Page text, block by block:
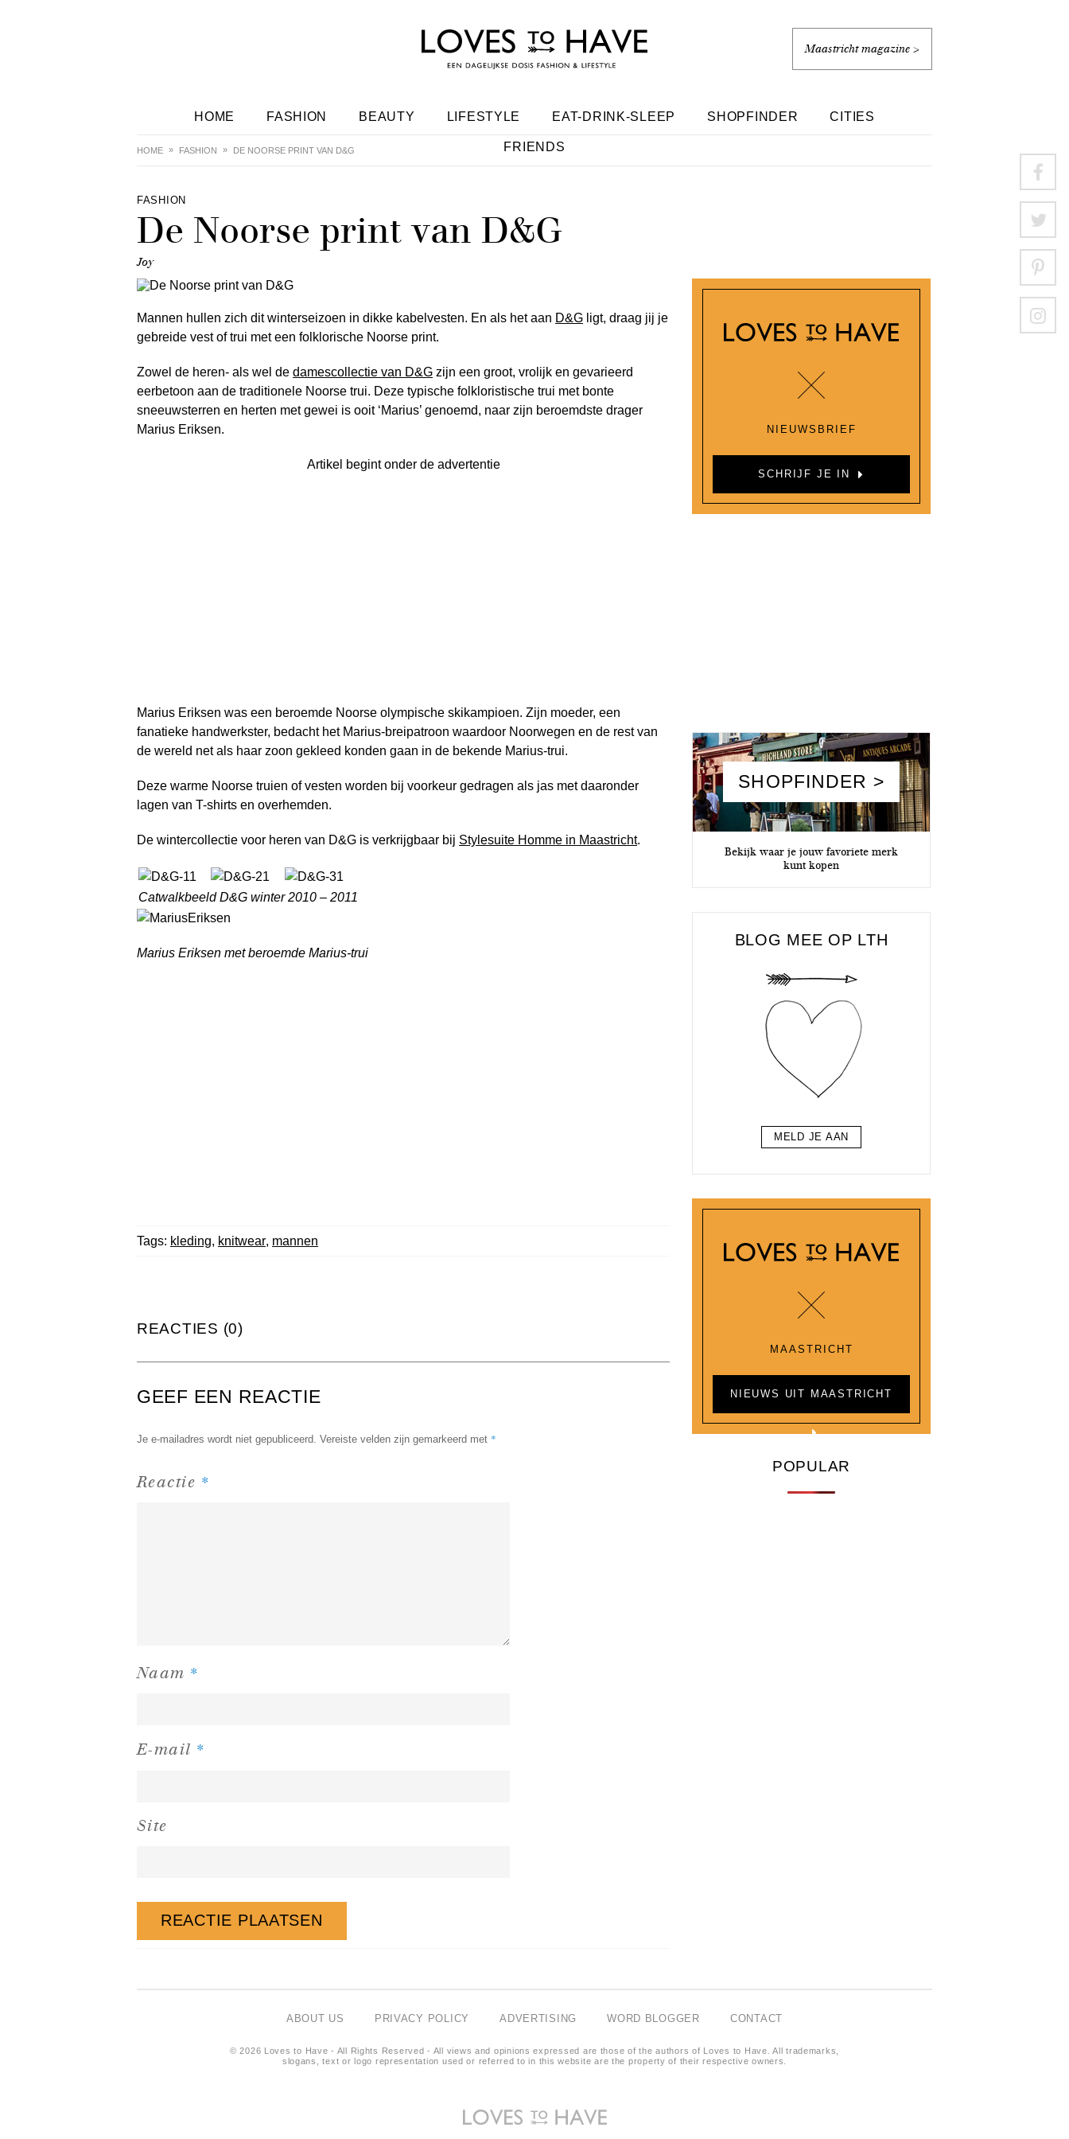
Maastricht magazine >
HOME FASHION BEAUTY LIFESTYLE EAT-DRINK-SLEEP SHOPFINDER CITIES
FRIENDS
HOME FASHION DE NOORSE PRINT VAN D&G
FASHION
De Noorse print van D&G
Joy
Mannen hullen zich dit winterseizoen in dikke kabelvesten. En als het aan D&G ligt, draag jij je
gebreide vest of trui met een folklorische Noorse print.
Zowel de heren- als wel de damescollectie van D&G zijn een groot, vrolijk en gevarieerd
eerbetoon aan de traditionele Noorse trui. Deze typische folkloristische trui met bonte
sneeuwsterren en herten met gewei is ooit ‘Marius’ genoemd, naar zijn beroemdste drager
Marius Eriksen.
Artikel begint onder de advertentie
Marius Eriksen was een beroemde Noorse olympische skikampioen. Zijn moeder, een
fanatieke handwerkster, bedacht het Marius-breipatroon waardoor Noorwegen en de rest van
de wereld net als haar zoon gekleed konden gaan in de bekende Marius-trui.
Deze warme Noorse truien of vesten worden bij voorkeur gedragen als jas met daaronder
lagen van T-shirts en overhemden.
De wintercollectie voor heren van D&G is verkrijgbaar bij Stylesuite Homme in Maastricht.
Catwalkbeeld D&G winter 2010 – 2011
Marius Eriksen met beroemde Marius-trui
Tags: kleding, knitwear, mannen
REACTIES (0)
GEEF EEN REACTIE
Je e-mailadres wordt niet gepubliceerd. Vereiste velden zijn gemarkeerd met *
Reactie *
Naam *
E-mail *
Site
NIEUWSBRIEF
SCHRIJF JE IN
SHOPFINDER >
Bekijk waar je jouw favoriete merk
kunt kopen
BLOG MEE OP LTH
MELD JE AAN
MAASTRICHT
NIEUWS UIT MAASTRICHT
POPULAR
ABOUT US PRIVACY POLICY ADVERTISING WORD BLOGGER CONTACT
© 2026 Loves to Have - All Rights Reserved - All views and opinions expressed are those of the authors of Loves to Have. All trademarks,
slogans, text or logo representation used or referred to in this website are the property of their respective owners.